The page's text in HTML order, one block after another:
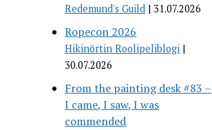
Redemund's Guild 31.07.2026
Ropecon 2026
Hikinörtin Roolipeliblogi
30.07.2026
From the painting desk #83 –
I came, I saw, I was
commended